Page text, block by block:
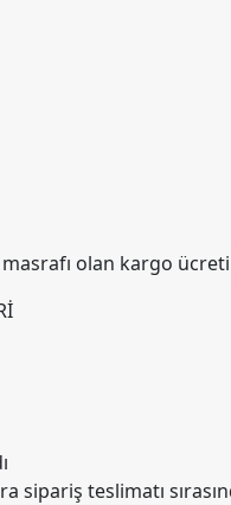
olan kargo
sipariş teslimatı